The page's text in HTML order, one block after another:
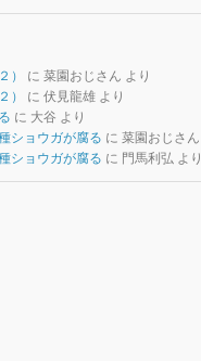
） に 菜園おじさん より
）
に 伏見龍雄より
に 大谷 より
ショウガが腐る に 菜園おじさん
ショウガが腐る に 門馬利弘 より